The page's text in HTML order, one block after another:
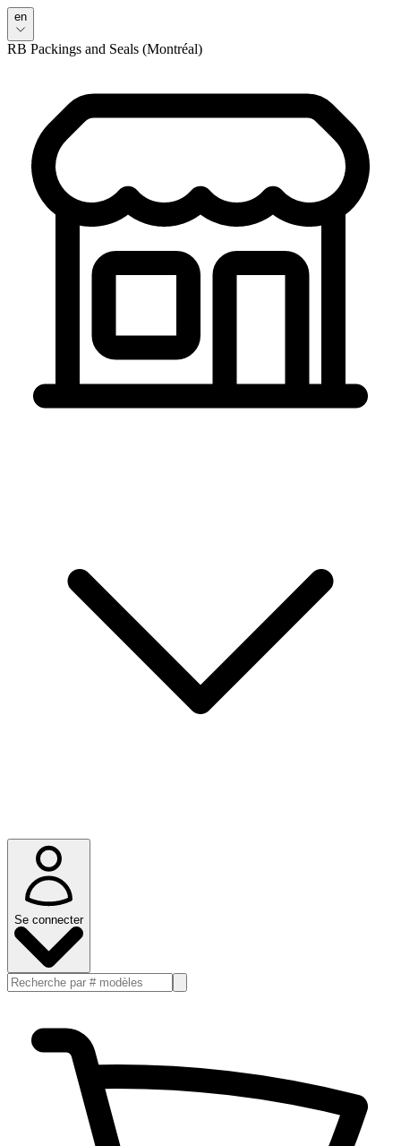
en
RB Packings and Seals (Montréal)
Se connecter